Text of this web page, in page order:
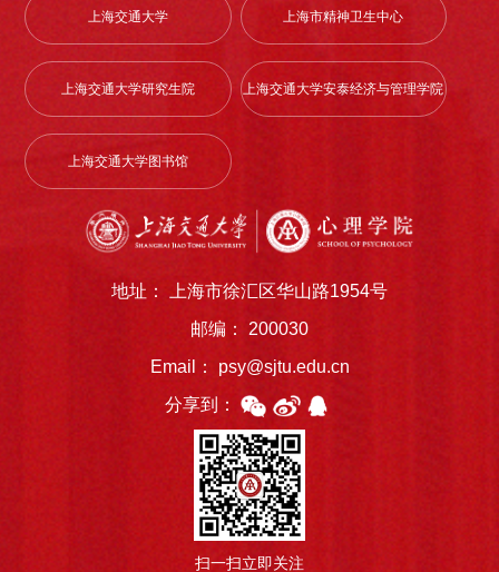
上海交通大学 上海市精神卫生中心
上海交通大学研究生院 上海交通大学安泰经济与管理学院
上海交通大学图书馆
地址： 上海市徐汇区华山路1954号
邮编： 200030
Email： psy@sjtu.edu.cn
分享到：
扫一扫立即关注